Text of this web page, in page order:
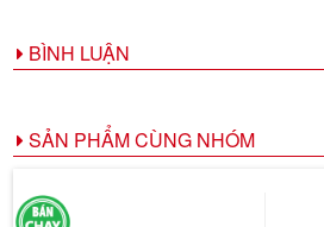
BÌNH LUẬN
SẢN PHẨM CÙNG NHÓM